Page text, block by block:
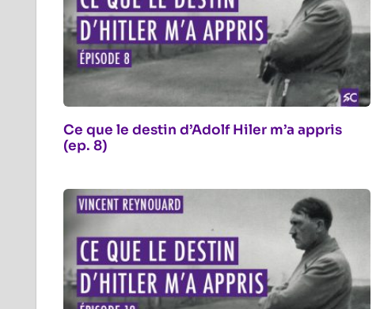
Ce que le destin d’Adolf Hiler m’a appris
(ep. 8)